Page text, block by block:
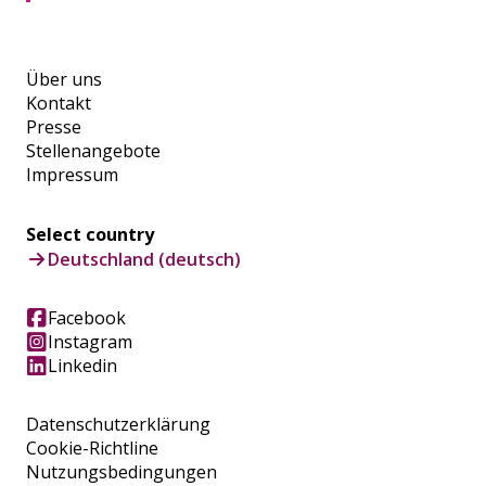
Über uns
Kontakt
Presse
Stellenangebote
Impressum
Datenschutzerklärung
Cookie-Richtline
Nutzungsbedingungen
Select country
Deutschland (deutsch)
Facebook
Instagram
Linkedin